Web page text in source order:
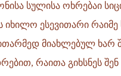
სულისა ოხრებაი
იხილო ესევითარი
მიახლებულ ხარ
რაითა გიხსნეს შენ